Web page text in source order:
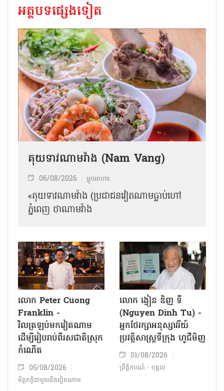
អត្ថបទផ្សេងទៀត
គុយទាវណាមវ៉ាង (Nam Vang)
06/08/2026 ម្ហូបអាហារ
«គុយទាវណាមវ៉ាង (ប្រជាជនវៀតណាមធ្លាប់ហៅ
ភ្នំពេញ ថាណាម​វ៉ាង
លោក Peter Cuong
Franklin -
វិលត្រឡប់មកវៀតណាម
ដើម្បីរៀបរាប់ពីរសជាតិស្រុក
កំណើត
05/08/2026
មិត្តភក្តិជាមួយនឹងវៀតណាម
លោក ង្វៀន ឌិញ ទឺ
(Nguyen Dinh Tu) -
អ្នកថែរក្សាអនុស្សាវរីយ៍
ប្រវត្តិសាស្ត្រទីក្រុង ហូជីមិញ
01/08/2026
ព្រឹត្តិការណ៍ - បុគ្គល